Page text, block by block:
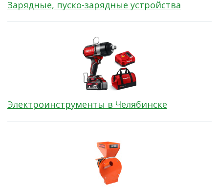
Зарядные, пуско-зарядные устройства
Электроинструменты в Челябинске